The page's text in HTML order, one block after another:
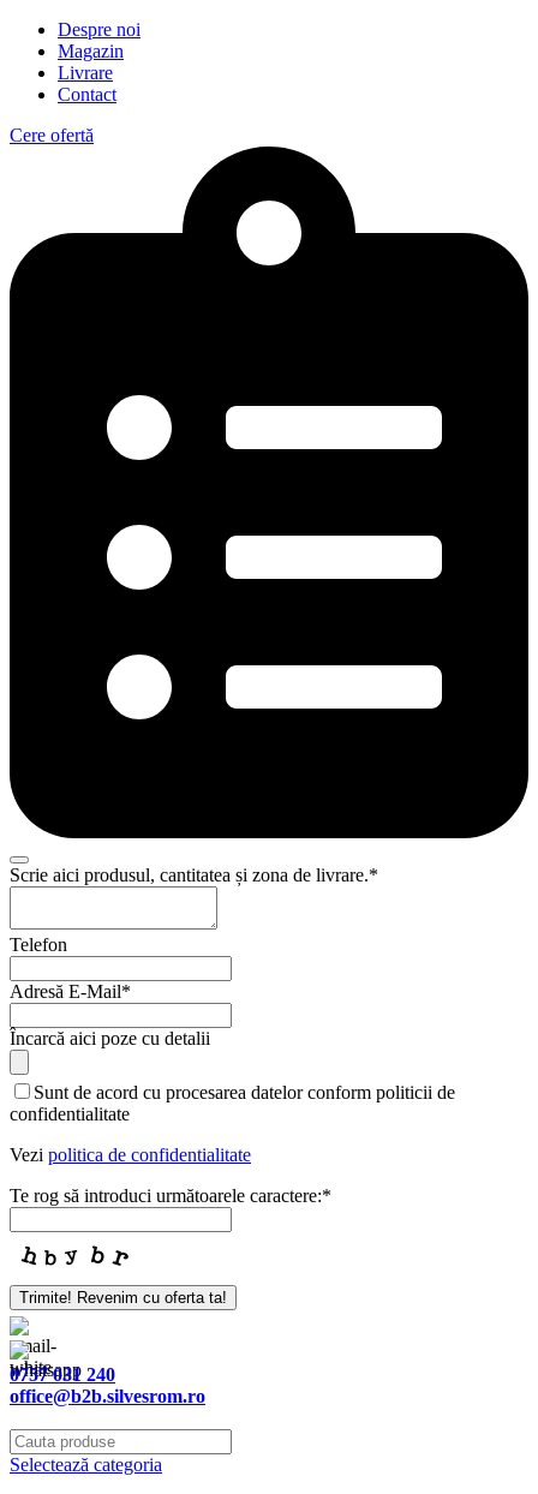
Despre noi
Magazin
Livrare
Contact
Cere ofertă
Scrie aici produsul, cantitatea și zona de livrare.*
Contact
Telefon
Adresă E-Mail*
Încarcă aici poze cu detalii
Sunt de acord cu procesarea datelor conform politicii de
confidentialitate
Vezi politica de confidentialitate
Te rog să introduci următoarele caractere:*
Trimite! Revenim cu oferta ta!
0757 031 240
office@b2b.silvesrom.ro
Selectează categoria